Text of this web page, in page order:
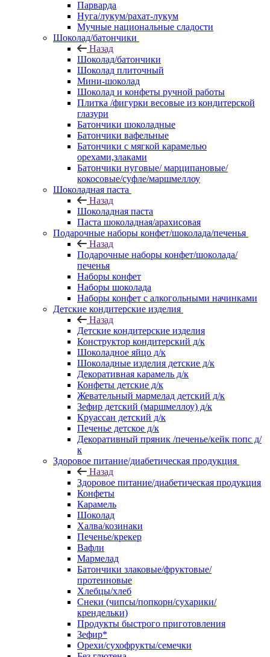
Парварда
Нуга/лукум/рахат-лукум
Мучные национальные сладости
Шоколад/батончики
Назад
Шоколад/батончики
Шоколад плиточный
Мини-шоколад
Шоколад и конфеты ручной работы
Плитка /фигурки весовые из кондитерской
глазури
Батончики шоколадные
Батончики вафельные
Батончики с мягкой карамелью
орехами,злаками
Батончики нуговые/ марципановые/
кокосовые/суфле/маршмеллоу
Шоколадная паста
Назад
Шоколадная паста
Паста шоколадная/арахисовая
Подарочные наборы конфет/шоколада/печенья
Назад
Подарочные наборы конфет/шоколада/
печенья
Наборы конфет
Наборы шоколада
Наборы конфет с алкогольными начинками
Детские кондитерские изделия
Назад
Детские кондитерские изделия
Конструктор кондитерский д/к
Шоколадное яйцо д/к
Шоколадные изделия детские д/к
Декоративная карамель д/к
Конфеты детские д/к
Жевательный мармелад детский д/к
Зефир детский (маршмеллоу) д/к
Круассан детский д/к
Печенье детское д/к
Декоративный пряник /печенье/кейк попс д/
к
Здоровое питание/диабетическая продукция
Назад
Здоровое питание/диабетическая продукция
Конфеты
Карамель
Шоколад
Халва/козинаки
Печенье/крекер
Вафли
Мармелад
Батончики злаковые/фруктовые/
протеиновые
Хлебцы/хлеб
Снеки (чипсы/попкорн/сухарики/
крендельки)
Продукты быстрого приготовления
Зефир*
Орехи/сухофрукты/семечки